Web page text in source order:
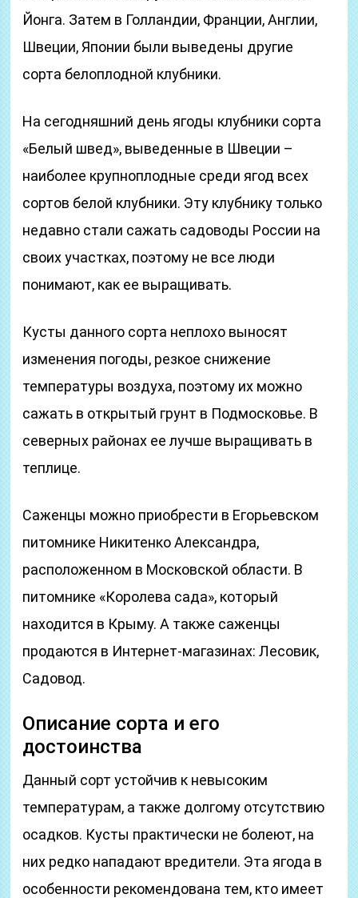
Йонга. Затем в Голландии, Франции, Англии,
Швеции, Японии были выведены другие
сорта белоплодной клубники.
На сегодняшний день ягоды клубники сорта
«Белый швед», выведенные в Швеции –
наиболее крупноплодные среди ягод всех
сортов белой клубники. Эту клубнику только
недавно стали сажать садоводы России на
своих участках, поэтому не все люди
понимают, как ее выращивать.
Кусты данного сорта неплохо выносят
изменения погоды, резкое снижение
температуры воздуха, поэтому их можно
сажать в открытый грунт в Подмосковье. В
северных районах ее лучше выращивать в
теплице.
Саженцы можно приобрести в Егорьевском
питомнике Никитенко Александра,
расположенном в Московской области. В
питомнике «Королева сада», который
находится в Крыму. А также саженцы
продаются в Интернет-магазинах: Лесовик,
Садовод.
Описание сорта и его
достоинства
Данный сорт устойчив к невысоким
температурам, а также долгому отсутствию
осадков. Кусты практически не болеют, на
них редко нападают вредители. Эта ягода в
особенности рекомендована тем, кто имеет